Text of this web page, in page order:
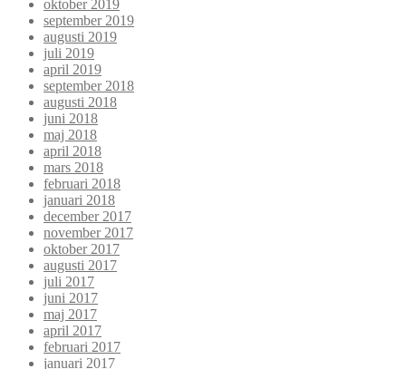
oktober 2019
september 2019
augusti 2019
juli 2019
april 2019
september 2018
augusti 2018
juni 2018
maj 2018
april 2018
mars 2018
februari 2018
januari 2018
december 2017
november 2017
oktober 2017
augusti 2017
juli 2017
juni 2017
maj 2017
april 2017
februari 2017
januari 2017